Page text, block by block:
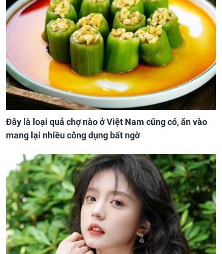
Đây là loại quả chợ nào ở Việt Nam cũng có, ăn vào
mang lại nhiều công dụng bất ngờ